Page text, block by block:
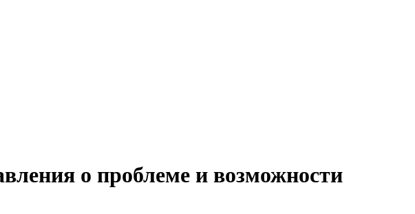
о проблеме и возможности